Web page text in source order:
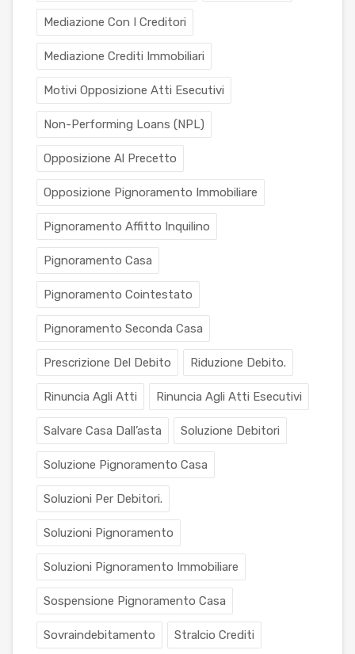
Mediazione Con I Creditori
Mediazione Crediti Immobiliari
Motivi Opposizione Atti Esecutivi
Non-Performing Loans (NPL)
Opposizione Al Precetto
Opposizione Pignoramento Immobiliare
Pignoramento Affitto Inquilino
Pignoramento Casa
Pignoramento Cointestato
Pignoramento Seconda Casa
Prescrizione Del Debito Riduzione Debito.
Rinuncia Agli Atti Rinuncia Agli Atti Esecutivi
Salvare Casa Dall’asta Soluzione Debitori
Soluzione Pignoramento Casa
Soluzioni Per Debitori.
Soluzioni Pignoramento
Soluzioni Pignoramento Immobiliare
Sospensione Pignoramento Casa
Sovraindebitamento Stralcio Crediti